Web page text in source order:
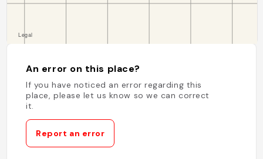
An error on this place?
If you have noticed an error regarding this
place, please let us know so we can correct
it.
Report an error